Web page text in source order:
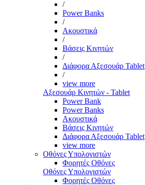
/
Power Banks
/
Ακουστικά
/
Βάσεις Κινητών
/
Διάφορα Αξεσουάρ Tablet
/
view more
Αξεσουάρ Κινητών - Tablet
Power Bank
Power Banks
Ακουστικά
Βάσεις Κινητών
Διάφορα Αξεσουάρ Tablet
view more
Οθόνες Υπολογιστών
Φορητές Οθόνες
Οθόνες Υπολογιστών
Φορητές Οθόνες